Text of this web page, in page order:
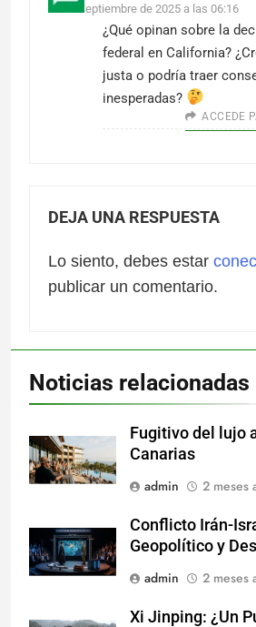
29 de septiembre de 2025 a las 06:16
¿Qué opinan sobre la
federal en California?
justa o podría traer
inesperadas?
ACCEDE
DEJA UNA RESPUESTA
Lo siento, debes estar
publicar un comentario.
Noticias relacionadas
Fugitivo del lujo
Canarias
admin
2 meses
Conflicto Irán-
Geopolítico y
admin
2 meses
Xi Jinping: ¿Un